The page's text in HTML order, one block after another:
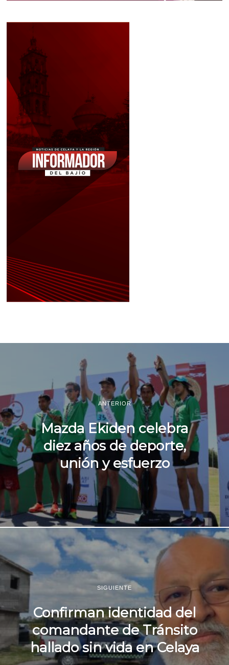
ANTERIOR
Mazda Ekiden celebra
diez años de deporte,
unión y esfuerzo
SIGUIENTE
Confirman identidad del
comandante de Tránsito
hallado sin vida en Celaya